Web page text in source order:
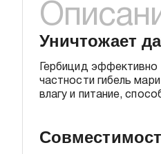
Уничтожает
Гербицид
частности гибель
влагу и питание,